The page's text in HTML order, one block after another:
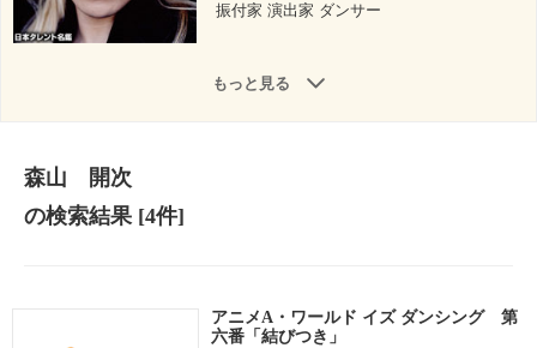
振付家 演出家 ダンサー
もっと見る
森山 開次
の検索結果[4件]
アニメA・ワールド イズ ダンシング 第
六番「結びつき」